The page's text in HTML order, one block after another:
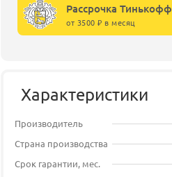
Рассрочка Тинькофф
от 3500 ₽ в месяц
Характеристики
Производитель
Страна производства
Срок гарантии, мес.